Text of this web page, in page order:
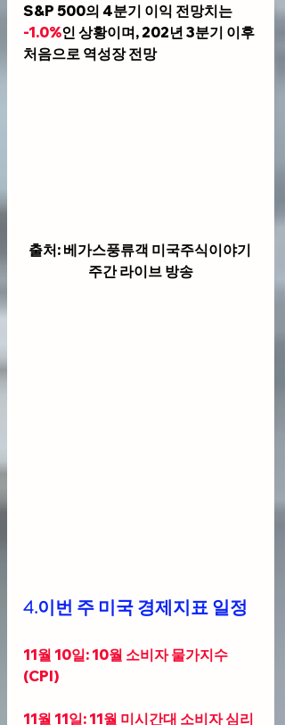
S&P 500의 4분기 이익 전망치는
-1.0%인 상황이며, 202년 3분기 이후
처음으로 역성장 전망
출처: 베가스풍류객 미국주식이야기
주간 라이브 방송
4.이번 주 미국 경제지표 일정
11월 10일: 10월 소비자 물가지수
(CPI)
11월 11일: 11월 미시간대 소비자 심리